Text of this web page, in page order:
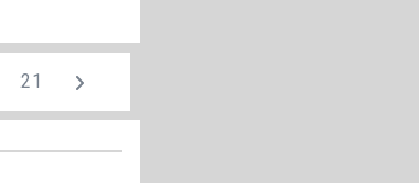
21